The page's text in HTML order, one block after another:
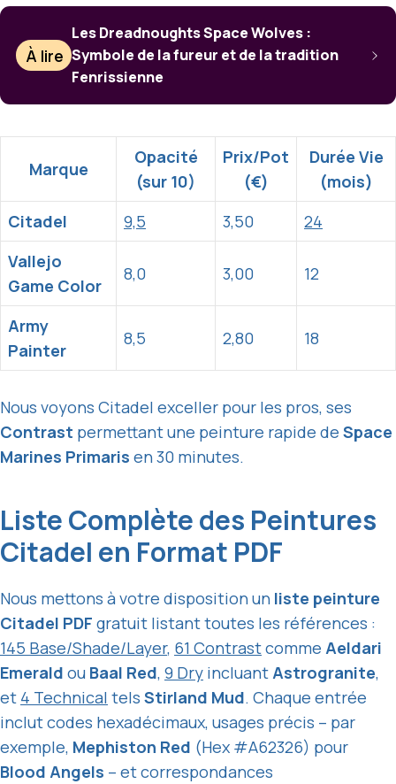
À lire
Les Dreadnoughts Space Wolves :
Symbole de la fureur et de la tradition
Fenrissienne
Marque
Opacité
(sur 10)
Prix/Pot
(€)
Durée Vie
(mois)
Citadel
9,5 3,50
24
Vallejo
Game Color
8,0 3,00 12
Army
Painter
8,5 2,80 18
Nous voyons Citadel exceller pour les pros, ses
Contrast permettant une peinture rapide de Space
Marines Primaris en 30 minutes.
Liste Complète des Peintures
Citadel en Format PDF
Nous mettons à votre disposition un liste peinture
Citadel PDF gratuit listant toutes les références :
145 Base/Shade/Layer, 61 Contrastcomme Aeldari
Emerald ou Baal Red, 9 Dry incluantAstrogranite,
et 4 Technical tels Stirland Mud. Chaque entrée
inclut codes hexadécimaux, usages précis – par
exemple, Mephiston Red (Hex #A62326) pour
Blood Angels – et correspondances